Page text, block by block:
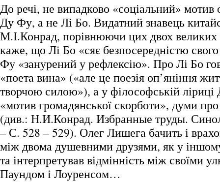
До речі, не випадково «соціальний» мотив
Ду Фу, а не Лі Бо. Видатний знавець
М.І.Конрад, порівнюючи цих двох великих
каже, що Лі Бо «сяє безпосередністю
Фу «занурений у рефлексію». Про Лі Бо
«поета вина» («але це поезія оп’яніння
творчою силою»), а у філософській
«мотив громадянської скорботи», думи
(див.: Н.И.Конрад. Избранные труды.
– С. 528 – 529). Олег Лишега бачить і
між двома душевними друзями, як у
та інтерпретував відмінність між своїми
Паундом і Лоуренсом…